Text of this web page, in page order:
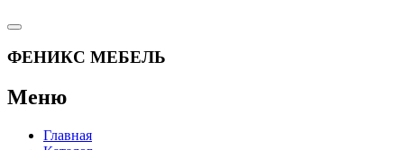
ФЕНИКС МЕБЕЛЬ
Меню
Главная